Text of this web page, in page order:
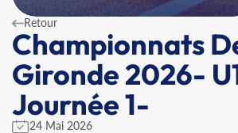
Retour
Championnats
Gironde 2026-
Journée 1-
24 Mai 2026